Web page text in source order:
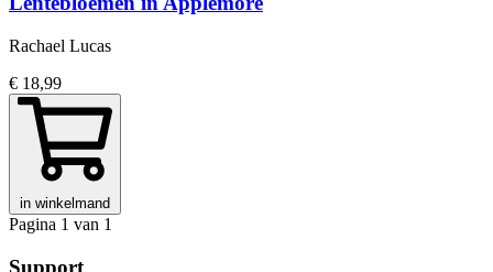
Rachael Lucas
€ 18,99
in winkelmand
Pagina 1 van 1
Support